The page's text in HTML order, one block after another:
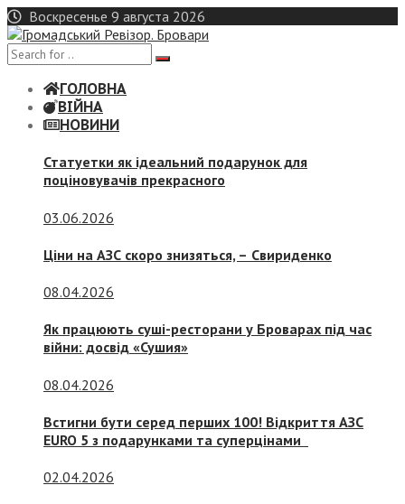
Skip
to
content
Воскресенье 9 августа 2026
ГОЛОВНА
ВІЙНА
НОВИНИ
Статуетки як ідеальний подарунок для
поціновувачів прекрасного
03.06.2026
Ціни на АЗС скоро знизяться, – Свириденко
08.04.2026
Як працюють суші-ресторани у Броварах під час
війни: досвід «Сушия»
08.04.2026
Встигни бути серед перших 100! Відкриття АЗС
EURO 5 з подарунками та суперцінами
02.04.2026